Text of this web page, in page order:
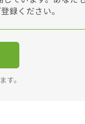
録ください。
。